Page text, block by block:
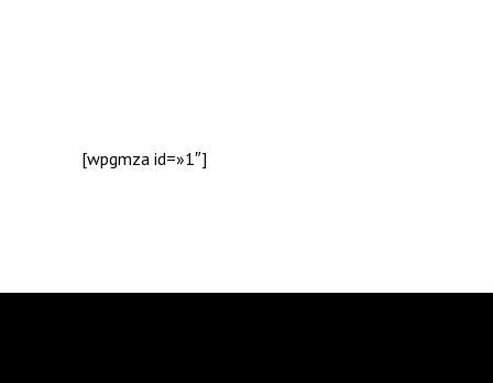
[wpgmza id=»1″]